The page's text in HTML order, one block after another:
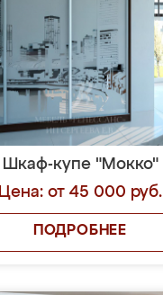
Шкаф-купе "Мокко"
Цена: от 45 000 руб.
ПОДРОБНЕЕ